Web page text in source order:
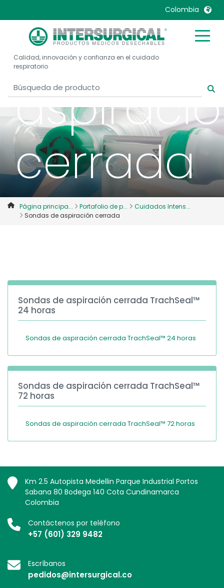
Colombia
United Kingdom
United States
België, Nederlands
Belgique, Français
Canada, English
Canada, Français
China
Colombia
Denmark
Deutschland
Mexico
Nederlands
Norway
Portugal
Russia
Sweden
Calidad, innovación y confianza en el cuidado
respiratorio
de
cerrada
Página principa... Portafolio de p...
Cuidados Intens...
Sondas de aspiración cerrada
Sondas de aspiración cerrada TrachSeal™
24 horas
Sondas de aspiración cerrada TrachSeal™ 24 horas
Sondas de aspiración cerrada TrachSeal™
72 horas
Sondas de aspiración cerrada TrachSeal™ 72 horas
Km 2.5 Autopista Medellin Parque Industrial Portos
Sabana 80 Bodega 140 Cota Cundinamarca
Colombia
Contáctenos por teléfono
+57 (601) 329 9482
Escríbanos
pedidos@intersurgical.co